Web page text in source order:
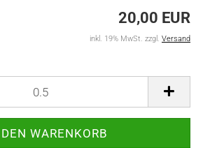
20,00 EUR
inkl. 19% MwSt. zzgl. Versand